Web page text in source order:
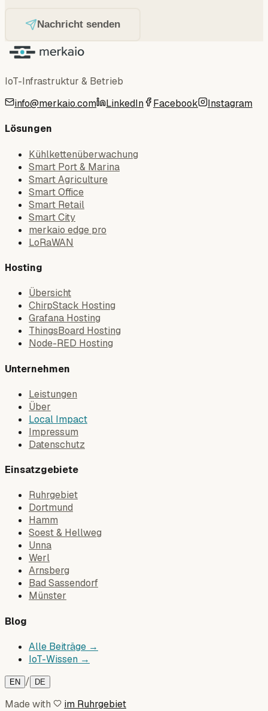
Nachricht senden
IoT-Infrastruktur & Betrieb
info@merkaio.com
LinkedIn Facebook Instagram
Lösungen
Kühlkettenüberwachung
Smart Port & Marina
Smart Agriculture
Smart Office
Smart Retail
Smart City
merkaio edge pro
LoRaWAN
Hosting
Übersicht
ChirpStack Hosting
Grafana Hosting
ThingsBoard Hosting
Node-RED Hosting
Unternehmen
Leistungen
Über
Local Impact
Impressum
Datenschutz
Einsatzgebiete
Ruhrgebiet
Dortmund
Hamm
Soest & Hellweg
Unna
Werl
Arnsberg
Bad Sassendorf
Münster
Blog
Alle Beiträge →
IoT-Wissen →
EN / DE
Made with
im Ruhrgebiet